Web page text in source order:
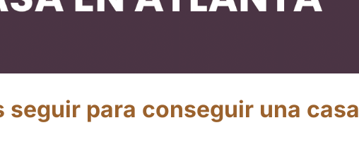
seguir para conseguir una casa